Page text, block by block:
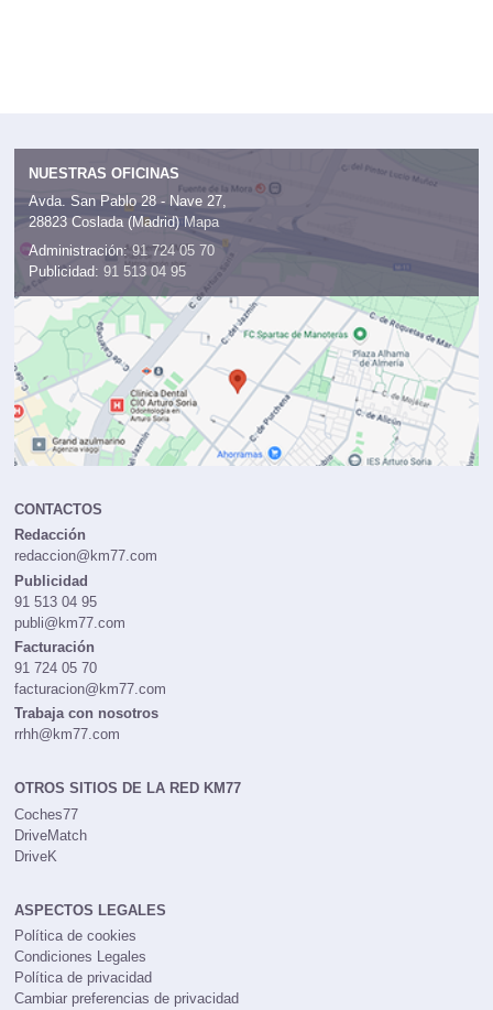
NUESTRAS OFICINAS
Avda. San Pablo 28 - Nave 27,
28823 Coslada (Madrid) Mapa
Administración: 91 724 05 70
Publicidad: 91 513 04 95
CONTACTOS
Redacción
redaccion@km77.com
Publicidad
91 513 04 95
publi@km77.com
Facturación
91 724 05 70
facturacion@km77.com
Trabaja con nosotros
rrhh@km77.com
OTROS SITIOS DE LA RED KM77
Coches77
DriveMatch
DriveK
ASPECTOS LEGALES
Política de cookies
Condiciones Legales
Política de privacidad
Cambiar preferencias de privacidad